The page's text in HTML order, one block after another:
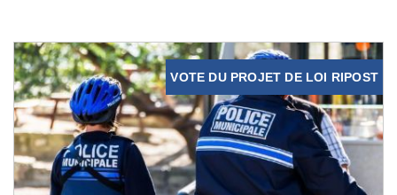
VOTE DU PROJET DE LOI RIPOST